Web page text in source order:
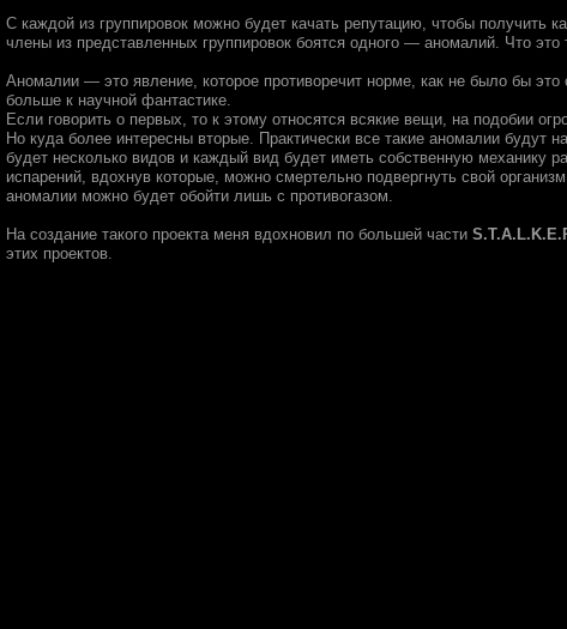
С каждой из группировок можно будет качать репутацию, чтобы получить
члены из представленных группировок боятся одного — аномалий. Что это
Аномалии — это явление, которое противоречит норме, как не было бы
больше к научной фантастике.
Если говорить о первых, то к этому относятся всякие вещи, на подобии
Но куда более интересны вторые. Практически все такие аномалии
будет несколько видов и каждый вид будет иметь собственную
испарений, вдохнув которые, можно смертельно подвергнуть свой
аномалии можно будет обойти лишь с противогазом.
На создание такого проекта меня вдохновил по большей части
этих проектов.